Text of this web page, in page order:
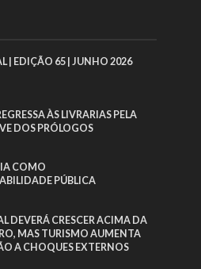
| EDIÇÃO 65 | JUNHO 2026
ÀS LIVRARIAS PELA
DOS PRÓLOGOS
COMO
PÚBLICA
DEVERÁ CRESCER ACIMA DA
MAS TURISMO AUMENTA
A CHOQUES EXTERNOS